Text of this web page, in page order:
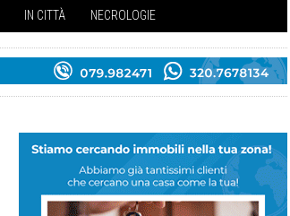
IN CITTÀ NECROLOGIE